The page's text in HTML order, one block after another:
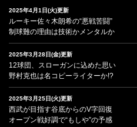
2025年4月1日(火)更新
ルーキー佐々木朗希の“悪戦苦闘”
制球難の理由は技術かメンタルか
2025年3月28日(金)更新
12球団、スローガンに込めた思い
野村克也は名コピーライターか!?
2025年3月25日(火)更新
西武が目指す谷底からのV字回復
オープン戦好調で“もしや”の予感